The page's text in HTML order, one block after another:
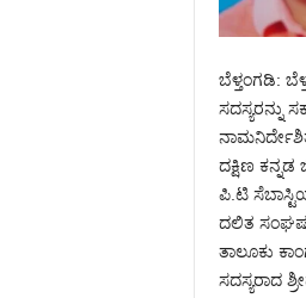
ಬೆಳ್ತಂಗಡಿ:
ಸದಸ್ಯರನ್ನು
ದಕ್ಷಿಣ ಕನ್ನಡ
ಪಿ.ಟಿ
ದಲಿತ
ತಾಲೂಕು
ಸದಸ್ಯರಾದ